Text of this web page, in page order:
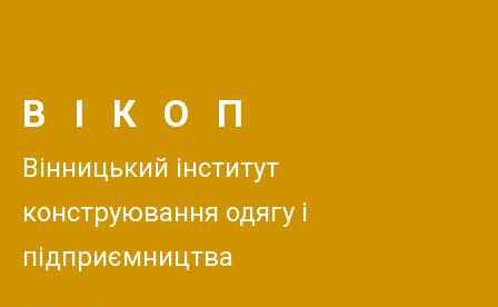
ВІКОП
Вінницький інститут
конструювання одягу і
підприємництва